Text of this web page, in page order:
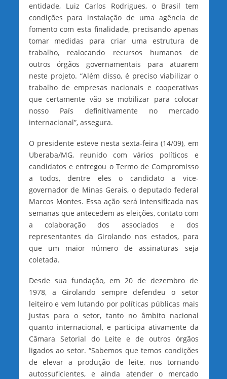
entidade, Luiz Carlos Rodrigues, o Brasil tem
condições para instalação de uma agência de
fomento com esta finalidade, precisando apenas
tomar medidas para criar uma estrutura de
trabalho, realocando recursos humanos de
outros órgãos governamentais para atuarem
neste projeto. “Além disso, é preciso viabilizar o
trabalho de empresas nacionais e cooperativas
que certamente vão se mobilizar para colocar
nosso País definitivamente no mercado
internacional”, assegura.
O presidente esteve nesta sexta-feira (14/09), em
Uberaba/MG, reunido com vários políticos e
candidatos e entregou o Termo de Compromisso
a todos, dentre eles o candidato a vice-
governador de Minas Gerais, o deputado federal
Marcos Montes. Essa ação será intensificada nas
semanas que antecedem as eleições, contato com
a colaboração dos associados e dos
representantes da Girolando nos estados, para
que um maior número de assinaturas seja
coletada.
Desde sua fundação, em 20 de dezembro de
1978, a Girolando sempre defendeu o setor
leiteiro e vem lutando por políticas públicas mais
justas para o setor, tanto no âmbito nacional
quanto internacional, e participa ativamente da
Câmara Setorial do Leite e de outros órgãos
ligados ao setor. “Sabemos que temos condições
de elevar a produção de leite, nos tornando
autossuficientes, e ainda atender o mercado